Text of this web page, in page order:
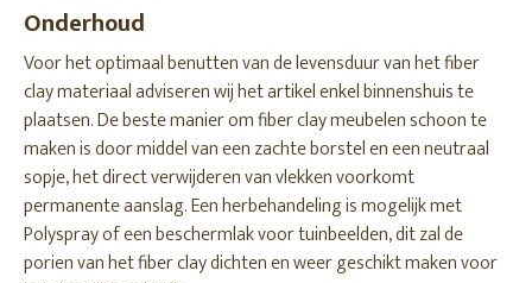
Onderhoud
Voor het optimaal benutten van de levensduur van het fiber
clay materiaal adviseren wij het artikel enkel binnenshuis te
plaatsen. De beste manier om fiber clay meubelen schoon te
maken is door middel van een zachte borstel en een neutraal
sopje, het direct verwijderen van vlekken voorkomt
permanente aanslag. Een herbehandeling is mogelijk met
Polyspray of een beschermlak voor tuinbeelden, dit zal de
porien van het fiber clay dichten en weer geschikt maken voor